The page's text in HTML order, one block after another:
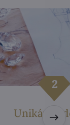
Unikátny